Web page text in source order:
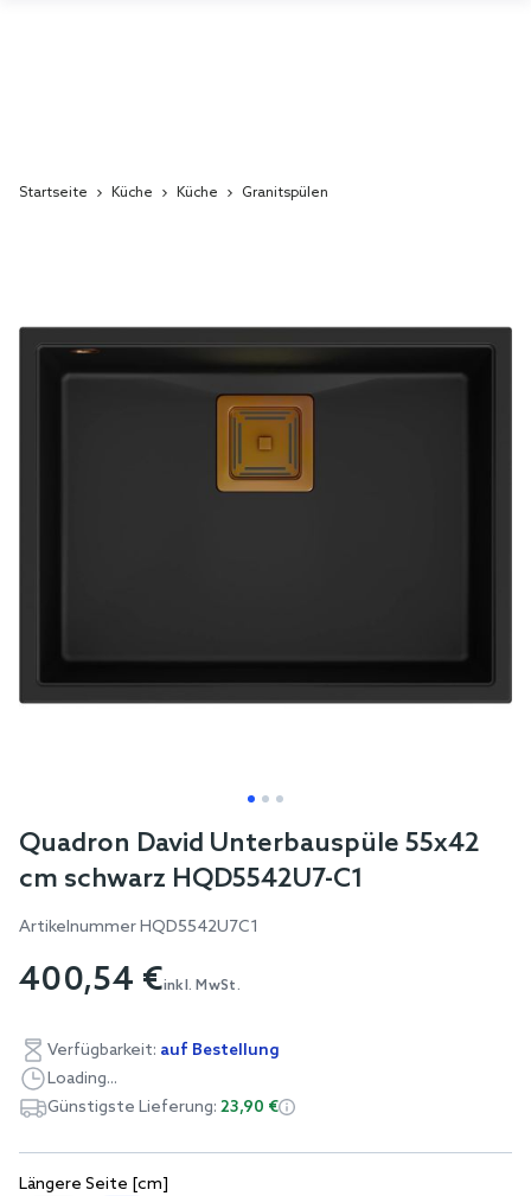
Startseite Küche Küche Granitspülen
the
Skip
beginning
the
gallery
Quadron David Unterbauspüle 55x42
cm schwarz HQD5542U7-C1
ArtikelnummerHQD5542U7C1
400,54 €inkl. MwSt.
Längere Seite [cm]
Verfügbarkeit: auf Bestellung
Loading...
Günstigste Lieferung: 23,90 €